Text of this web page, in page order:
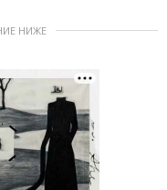
НИЖЕ